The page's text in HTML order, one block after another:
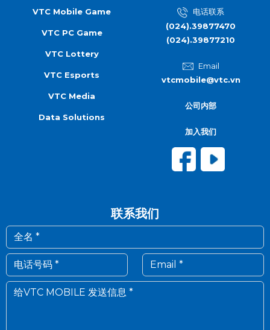
VTC Mobile Game
VTC PC Game
VTC Lottery
VTC Esports
VTC Media
Data Solutions
电话联系
(024).39877470
(024).39877210
Email
vtcmobile@vtc.vn
公司内部
加入我们
联系我们